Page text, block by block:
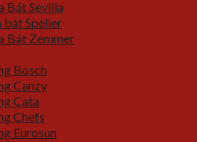
Bát Sevilla
Spelier
Bát Zemmer
Bosch
Canzy
Cata
Chefs
Eurosun